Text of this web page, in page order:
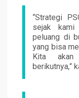
“Strategi
sejak kami
peluang di
yang bisa
Kita akan
berikutnya,”